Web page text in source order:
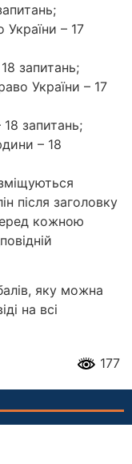
України – 17
запитань;
України – 17
запитань;
– 18
після заголовку
кожною
яку можна
на всі
177